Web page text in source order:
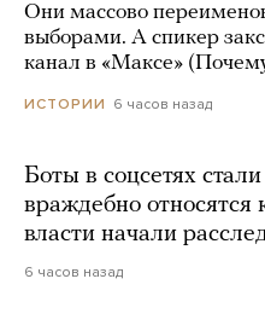
Они массово
выборами. А спикер
канал в «Максе»
ИСТОРИИ 6 часов назад
Боты в соцсетях
враждебно
власти начали
6 часов назад